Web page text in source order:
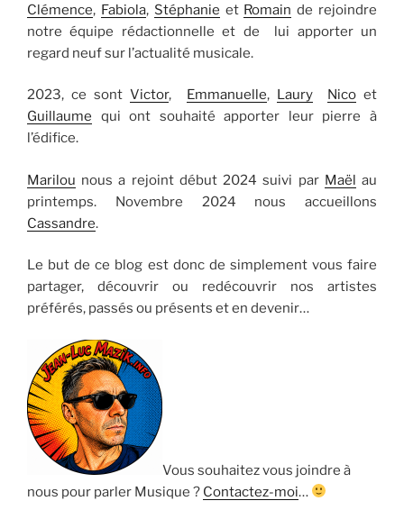
Clémence, Fabiola, Stéphanie et Romain de rejoindre
notre équipe rédactionnelle et de lui apporter un
regard neuf sur l’actualité musicale.
2023, ce sontVictor, Emmanuelle, Laury Nicoet
Guillaume qui ont souhaité apporter leur pierre à
l’édifice.
Marilou nous a rejoint début 2024 suivi par Maël au
printemps. Novembre 2024 nous accueillons
Cassandre.
Le but de ce blog est donc de simplement vous faire
partager, découvrir ou redécouvrir nos artistes
préférés, passés ou présents et en devenir…
Vous souhaitez vous joindre à
nous pour parler Musique ? Contactez-moi…